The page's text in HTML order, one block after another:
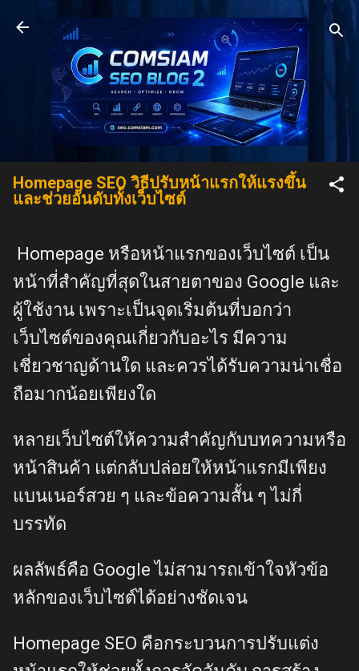
Skip to main content
Homepage SEO วิธีปรับหน้าแรกให้แรงขึ้น
และช่วยอันดับทั้งเว็บไซต์
Homepage หรือหน้าแรกของเว็บไซต์ เป็น
หน้าที่สำคัญที่สุดในสายตาของ Google และ
ผู้ใช้งาน เพราะเป็นจุดเริ่มต้นที่บอกว่า
เว็บไซต์ของคุณเกี่ยวกับอะไร มีความ
เชี่ยวชาญด้านใด และควรได้รับความน่าเชื่อ
ถือมากน้อยเพียงใด
หลายเว็บไซต์ให้ความสำคัญกับบทความหรือ
หน้าสินค้า แต่กลับปล่อยให้หน้าแรกมีเพียง
แบนเนอร์สวย ๆ และข้อความสั้น ๆ ไม่กี่
บรรทัด
ผลลัพธ์คือ Google ไม่สามารถเข้าใจหัวข้อ
หลักของเว็บไซต์ได้อย่างชัดเจน
Homepage SEO คือกระบวนการปรับแต่ง